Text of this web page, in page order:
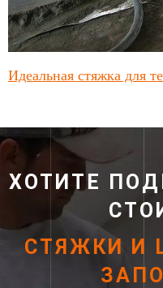
Идеальная стяжка для
ХОТИТЕ
СТЯЖКИ И